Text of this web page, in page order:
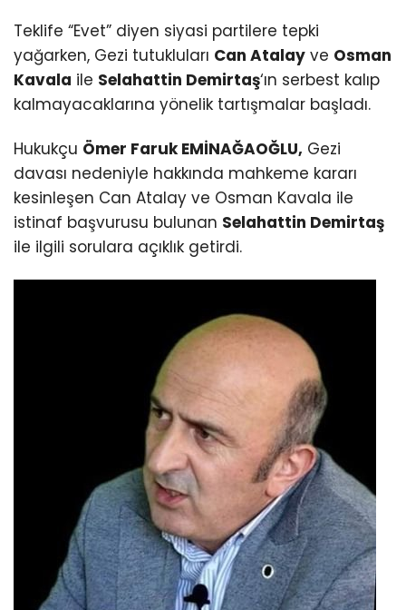
Teklife “Evet” diyen siyasi partilere tepki
yağarken, Gezi tutukluları Can Atalay ve Osman
Kavala ile Selahattin Demirtaş‘ın serbest kalıp
kalmayacaklarına yönelik tartışmalar başladı.
Hukukçu Ömer Faruk EMİNAĞAOĞLU, Gezi
davası nedeniyle hakkında mahkeme kararı
kesinleşen Can Atalay ve Osman Kavala ile
istinaf başvurusu bulunan Selahattin Demirtaş
ile ilgili sorulara açıklık getirdi.